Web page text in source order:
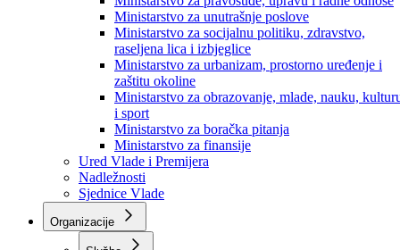
Ministarstva
Ministarstvo za privredu
Ministarstvo za pravosuđe, upravu i radne odnose
Ministarstvo za unutrašnje poslove
Ministarstvo za socijalnu politiku, zdravstvo,
raseljena lica i izbjeglice
Ministarstvo za urbanizam, prostorno uređenje i
zaštitu okoline
Ministarstvo za obrazovanje, mlade, nauku,
i sport
Ministarstvo za boračka pitanja
Ministarstvo za finansije
Ured Vlade i Premijera
Nadležnosti
Sjednice Vlade